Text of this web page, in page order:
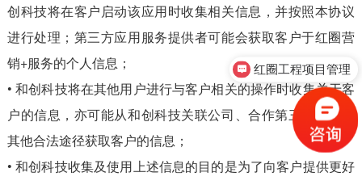
创科技将在客户启动该应用时收集相关信息，并按照本协议
进行处理；第三方应用服务提供者可能会获取客户于红圈营
销+服务的个人信息；
• 和创科技将在其他用户进行与客户相关的操作时收集关于客
户的信息，亦可能从和创科技关联公司、合作第三方或通过
其他合法途径获取客户的信息；
• 和创科技收集及使用上述信息的目的是为了向客户提供更好
红圈工程项目管理